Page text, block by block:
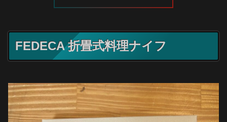
FEDECA 折畳式料理ナイフ